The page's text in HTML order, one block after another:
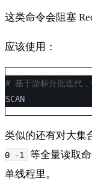
这类命令会阻塞
应该使用：
# 基于游标分批迭代
SCAN
类似的还有对大集
0 -1
等全量读取
单线程里。